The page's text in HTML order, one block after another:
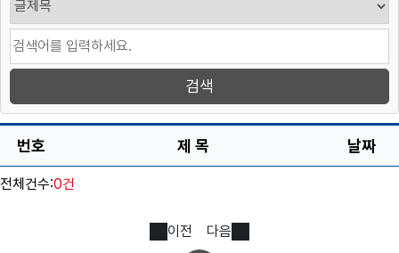
번호 제 목 날짜
전체건수:0건
이전 다음